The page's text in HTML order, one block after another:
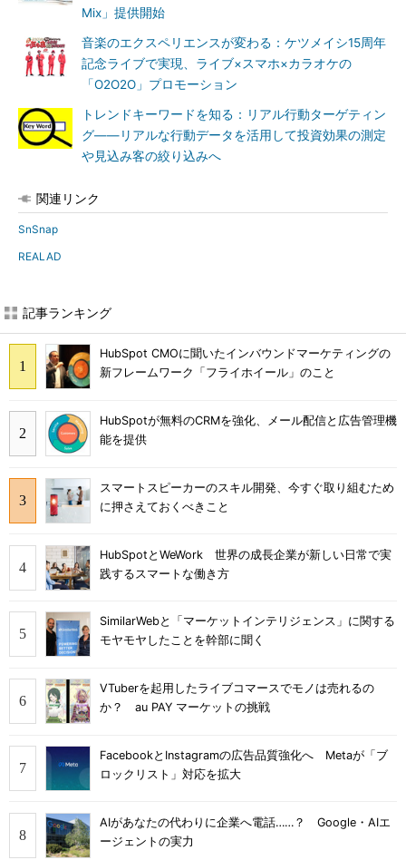
Mix」提供開始
音楽のエクスペリエンスが変わる：ケツメイシ15周年
記念ライブで実現、ライブ×スマホ×カラオケの
「O2O2O」プロモーション
トレンドキーワードを知る：リアル行動ターゲティン
グ――リアルな行動データを活用して投資効果の測定
や見込み客の絞り込みへ
関連リンク
SnSnap
REALAD
記事ランキング
HubSpot CMOに聞いたインバウンドマーケティングの
新フレームワーク「フライホイール」のこと
HubSpotが無料のCRMを強化、メール配信と広告管理機
能を提供
スマートスピーカーのスキル開発、今すぐ取り組むため
に押さえておくべきこと
HubSpotとWeWork 世界の成長企業が新しい日常で実
践するスマートな働き方
SimilarWebと「マーケットインテリジェンス」に関する
モヤモヤしたことを幹部に聞く
VTuberを起用したライブコマースでモノは売れるの
か？ au PAY マーケットの挑戦
FacebookとInstagramの広告品質強化へ Metaが「ブ
ロックリスト」対応を拡大
AIがあなたの代わりに企業へ電話……？ Google・AIエ
ージェントの実力